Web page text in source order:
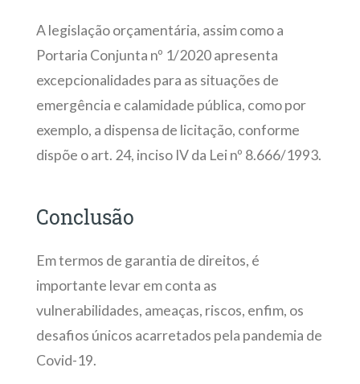
A legislação orçamentária, assim como a
Portaria Conjunta nº 1/2020 apresenta
excepcionalidades para as situações de
emergência e calamidade pública, como por
exemplo, a dispensa de licitação, conforme
dispõe o art. 24, inciso IV da Lei nº 8.666/1993.
Conclusão
Em termos de garantia de direitos, é
importante levar em conta as
vulnerabilidades, ameaças, riscos, enfim, os
desafios únicos acarretados pela pandemia de
Covid-19.